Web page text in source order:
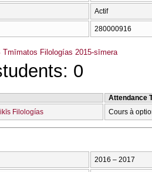
Actif
280000916
Tmīmatos Filologías 2015-sīmera
0
Attendance
Filologías
Cours à
2016 – 2017